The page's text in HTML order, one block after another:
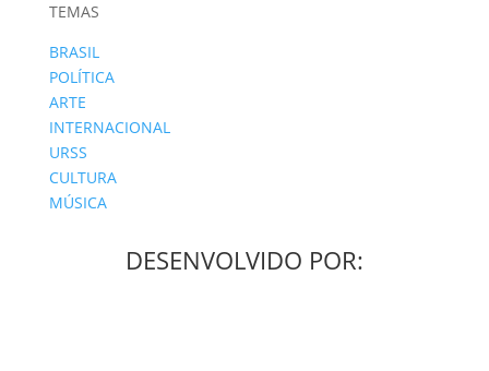
TEMAS
BRASIL
POLÍTICA
ARTE
INTERNACIONAL
URSS
CULTURA
MÚSICA
DESENVOLVIDO POR: